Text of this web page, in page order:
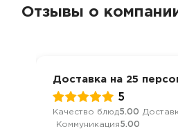
Отзывы о
Доставка на 25
5
Качество блюд5.00
Коммуникация5.00